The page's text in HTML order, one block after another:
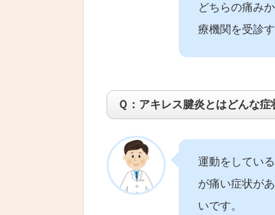
どちらの痛み
療機関を受診
Ｑ：アキレス腱炎とはどんな
運動をしてい
が痛い症状が
いです。